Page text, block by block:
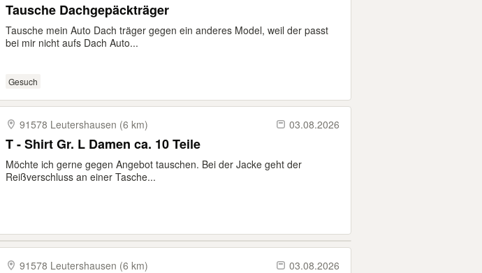
Tausche Dachgepäckträger
Tausche mein Auto Dach träger gegen ein anderes Model, weil der passt
bei mir nicht aufs Dach Auto...
Gesuch
91578 Leutershausen (6 km) 03.08.2026
T - Shirt Gr. L Damen ca. 10 Teile
Möchte ich gerne gegen Angebot tauschen. Bei der Jacke geht der
Reißverschluss an einer Tasche...
91578 Leutershausen (6 km) 03.08.2026